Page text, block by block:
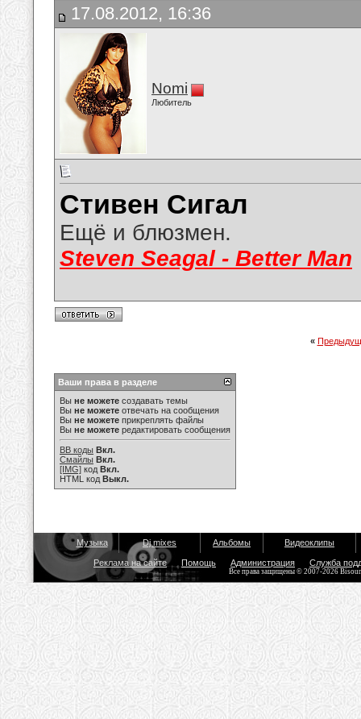
17.08.2012, 16:36
Nomi
Любитель
Стивен Сигал
Ещё и блюзмен.
Steven Seagal - Better Man
«
Ваши права в разделе
Вы не можете создавать темы
Вы не можете отвечать на сообщения
Вы не можете прикреплять файлы
Вы не можете редактировать сообщения
BB коды Вкл.
Смайлы Вкл.
[IMG] код Вкл.
HTML код Выкл.
Музыка Dj mixes Альбомы Видеоклипы
Реклама на сайте Помощь Администрация Служба
Все права защищены © 2007-2026